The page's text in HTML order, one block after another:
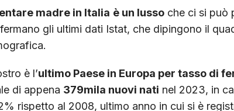
madre in Italia è un lusso che ci si può
gli ultimi dati Istat, che dipingono il
è l’ultimo Paese in Europa per tasso di
di appena 379mila nuovi nati nel 2023, in
rispetto al 2008, ultimo anno in cui si è